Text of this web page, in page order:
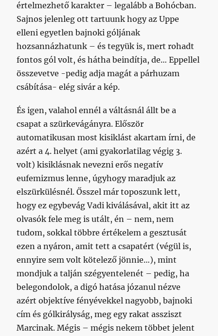
értelmezhető karakter – legalább a Bohócban.
Sajnos jelenleg ott tartuunk hogy az Uppe
elleni egyetlen bajnoki góljának
hozsannázhatunk – és tegyük is, mert rohadt
fontos gól volt, és hátha beindítja, de… Eppellel
összevetve -pedig adja magát a párhuzam
csábítása- elég sivár a kép.
És igen, valahol ennél a váltásnál állt be a
csapat a szürkevágányra. Először
automatikusan most kisiklást akartam írni, de
azért a 4. helyet (ami gyakorlatilag végig 3.
volt) kisiklásnak nevezni erős negatív
eufemizmus lenne, úgyhogy maradjuk az
elszürkülésnél. Ősszel már toposzunk lett,
hogy ez egybevág Vadi kiválásával, akit itt az
olvasók fele meg is utált, én – nem, nem
tudom, sokkal többre értékelem a gesztusát
ezen a nyáron, amit tett a csapatért (végül is,
ennyire sem volt kötelező jönnie…), mint
mondjuk a talján szégyentelenét – pedig, ha
belegondolok, a digó hatása józanul nézve
azért objektíve fényévekkel nagyobb, bajnoki
cím és gólkirályság, meg egy rakat assziszt
Marcinak. Mégis – mégis nekem többet jelent